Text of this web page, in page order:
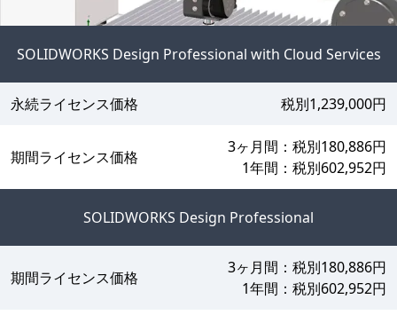
SOLIDWORKS Design Professional with Cloud Services
永続ライセンス価格 税別1,239,000円
期間ライセンス価格
3ヶ月間：税別180,886円
1年間：税別602,952円
SOLIDWORKS Design Professional
期間ライセンス価格
3ヶ月間：税別180,886円
1年間：税別602,952円